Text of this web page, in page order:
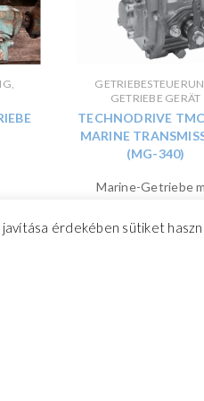
GETRIEBE GERÄT
TECHNODRIVE
MARINE
(MG-340)
Marine-Getriebe
konischer Kupplung
érdekében sütiket